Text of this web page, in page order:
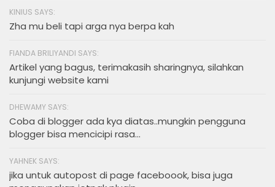
KINIUS SAYS:
Zha mu beli tapi arga nya berpa kah
FIANDA BRILIYANDI SAYS:
Artikel yang bagus, terimakasih sharingnya, silahkan
kunjungi website kami
DHEWAMY SAYS:
Coba di blogger ada kya diatas..mungkin pengguna
blogger bisa mencicipi rasa...
YAHNEK SAYS:
jika untuk autopost di page faceboook, bisa juga